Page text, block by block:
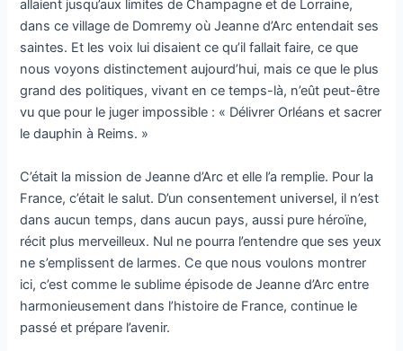
allaient jusqu’aux limites de Champagne et de Lorraine,
dans ce village de Domremy où Jeanne d’Arc entendait ses
saintes. Et les voix lui disaient ce qu’il fallait faire, ce que
nous voyons distinctement aujourd’hui, mais ce que le plus
grand des politiques, vivant en ce temps-là, n’eût peut-être
vu que pour le juger impossible : « Délivrer Orléans et sacrer
le dauphin à Reims. »
C’était la mission de Jeanne d’Arc et elle l’a remplie. Pour la
France, c’était le salut. D’un consentement universel, il n’est
dans aucun temps, dans aucun pays, aussi pure héroïne,
récit plus merveilleux. Nul ne pourra l’entendre que ses yeux
ne s’emplissent de larmes. Ce que nous voulons montrer
ici, c’est comme le sublime épisode de Jeanne d’Arc entre
harmonieusement dans l’histoire de France, continue le
passé et prépare l’avenir.